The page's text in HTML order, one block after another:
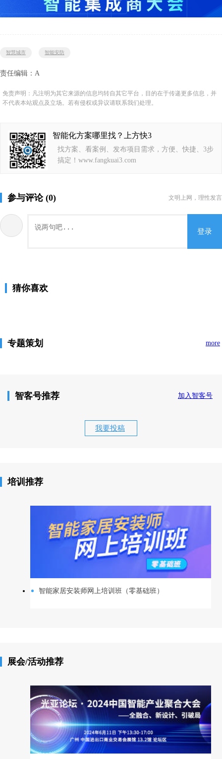
智慧城市 智能安防
责任编辑：A
免责声明：凡注明为其它来源的信息均转自其它平台，目的在于传递更多信息，并
不代表本站观点及立场。若有侵权或异议请联系我们处理。
智能化方案哪里找？上方快3
找方案、看案例、发布项目需求，方便、快捷、3步
搞定！www.fangkuai3.com
参与评论 (0) 文明上网，理性发言
登录
猜你喜欢
专题策划 more
智客号推荐 加入智客号
我要投稿
培训推荐
智能家居安装师网上培训班（零基础班）
展会/活动推荐